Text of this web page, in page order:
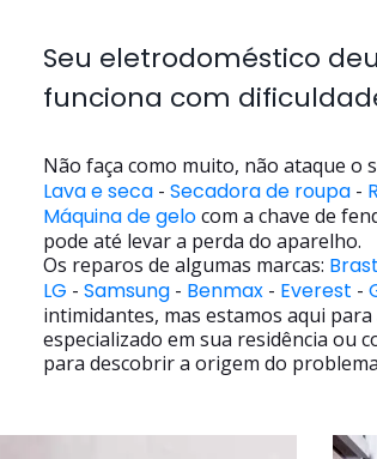
Seu eletrodoméstico
funciona com
Não faça como muito, não ataque o
Lava e seca- Secadora de roupa-
Máquina de gelocom a chave de
pode até levar a perda do aparelho.
Os reparos de algumas marcas:
LG - Samsung- Benmax- Everest -
intimidantes, mas estamos aqui
especializado em sua residência ou
para descobrir a origem do